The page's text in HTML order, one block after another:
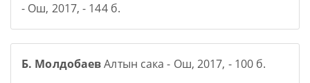
- Ош, 2017, - 144 б.
Б. МолдобаевАлтын сака - Ош, 2017, - 100 б.